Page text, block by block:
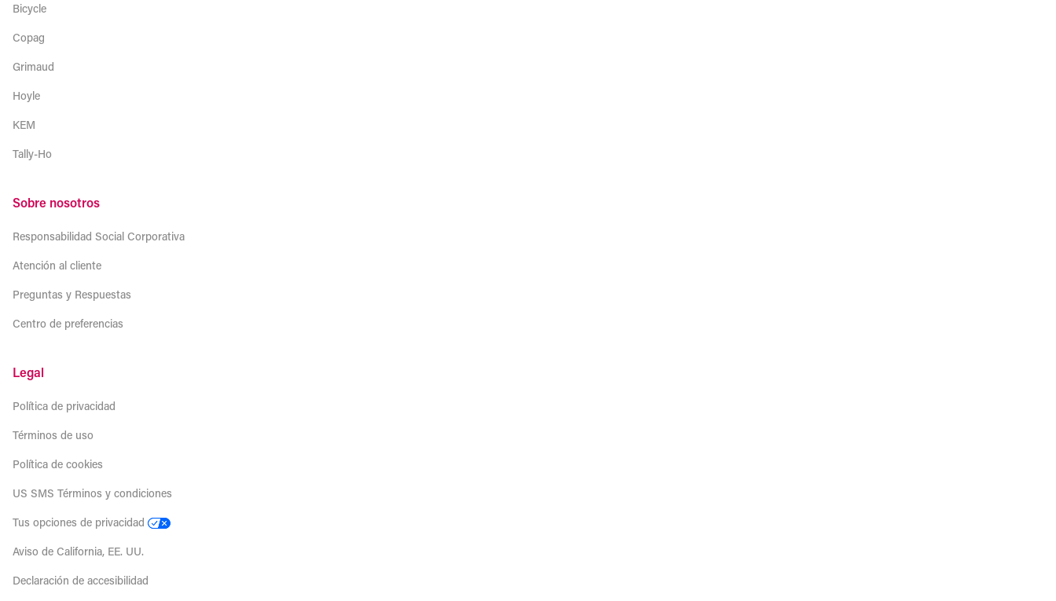
Bicycle
Copag
Grimaud
Hoyle
KEM
Tally-Ho
Sobre nosotros
Responsabilidad Social Corporativa
Atención al cliente
Preguntas y Respuestas
Centro de preferencias
Legal
Política de privacidad
Términos de uso
Política de cookies
US SMS Términos y condiciones
Tus opciones de privacidad
Aviso de California, EE. UU.
Declaración de accesibilidad